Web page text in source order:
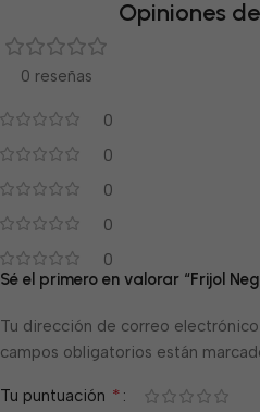
Opiniones
0 reseñas
0
0
0
0
0
Sé el primero en valorar “Frijol
Tu dirección de correo
campos obligatorios están
Tu puntuación *